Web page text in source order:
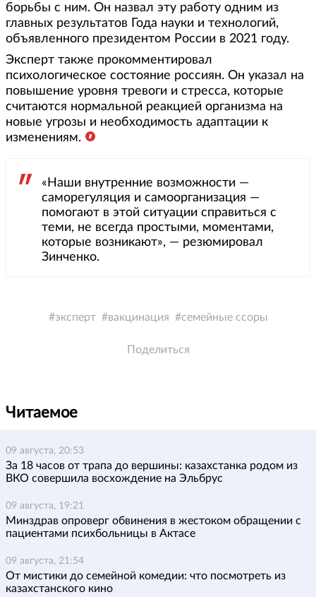
борьбы с ним. Он назвал эту работу одним из
главных результатов Года науки и технологий,
объявленного президентом России в 2021 году.
Эксперт также прокомментировал
психологическое состояние россиян. Он указал на
повышение уровня тревоги и стресса, которые
считаются нормальной реакцией организма на
новые угрозы и необходимость адаптации к
изменениям.
«Наши внутренние возможности —
саморегуляция и самоорганизация —
помогают в этой ситуации справиться с
теми, не всегда простыми, моментами,
которые возникают», — резюмировал
Зинченко.
эксперт вакцинация семейные ссоры
Поделиться
Читаемое
09 августа, 20:53
За 18 часов от трапа до вершины: казахстанка родом из
ВКО совершила восхождение на Эльбрус
09 августа, 19:21
Минздрав опроверг обвинения в жестоком обращении с
пациентами психбольницы в Актасе
09 августа, 21:54
От мистики до семейной комедии: что посмотреть из
казахстанского кино